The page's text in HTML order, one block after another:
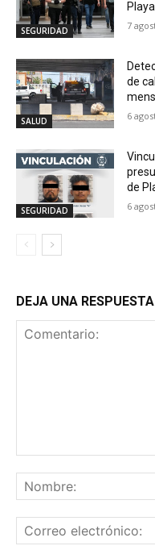
SEGURIDAD 7
SALUD
de
6
SEGURIDAD
de
6
DEJA UNA RESPUESTA